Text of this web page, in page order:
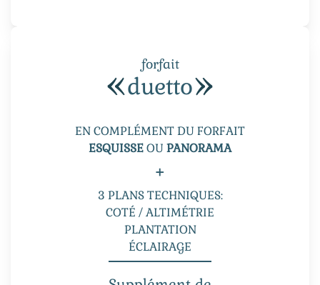
forfait
duetto
EN COMPLÉMENT DU FORFAIT
ESQUISSEOU PANORAMA
+
3 PLANS TECHNIQUES:
COTÉ / ALTIMÉTRIE
PLANTATION
ÉCLAIRAGE